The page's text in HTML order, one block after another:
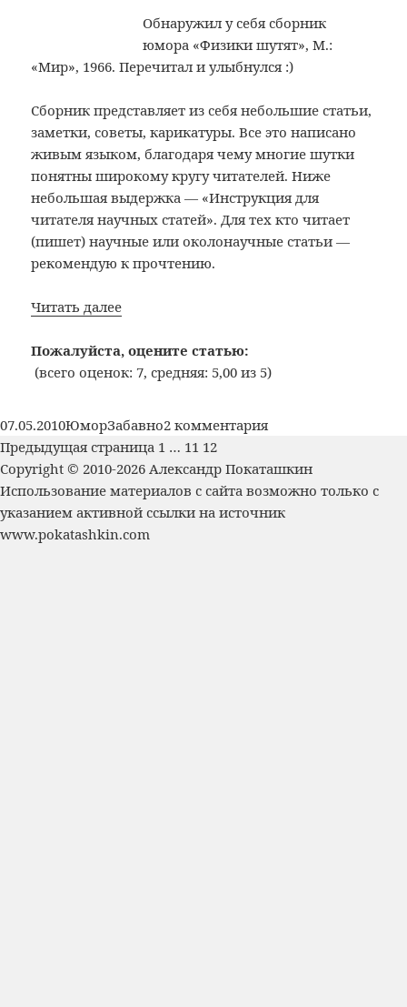
бензин…Обнаружил у себя сборник
юмора «Физики шутят», М.:
«Мир», 1966. Перечитал и улыбнулся :)
Сборник представляет из себя небольшие статьи,
заметки, советы, карикатуры. Все это написано
живым языком, благодаря чему многие шутки
понятны широкому кругу читателей. Ниже
небольшая выдержка — «Инструкция для
читателя научных статей». Для тех кто читает
(пишет) научные или околонаучные статьи —
рекомендую к прочтению.
Читать далееФизики
Инструкция
для
статей
Пожалуйста, оцените статью:
(всего оценок: 7, средняя: 5,00 из 5)
Опубликовано
07.05.2010Рубрики
ЮморМетки
Забавно2 комментарияк
Физики
шутят:
Инструкция
Пагинация
записей
Предыдущая страница Страница
1 … Страница
11 Страница
12
Copyright © 2010-2026 Александр Покаташкин
Использование материалов с сайта возможно только с
указанием активной ссылки на источник
www.pokatashkin.com